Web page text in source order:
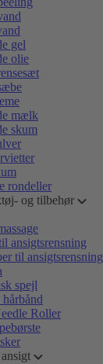
gel
olie
mælk
skum
rondeller
og tilbehør
ansigtsrensning
til ansigtsrensning
spejl
Roller